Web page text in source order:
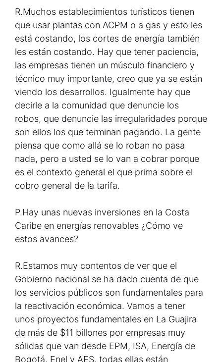
R.Muchos establecimientos turísticos tienen
que usar plantas con ACPM o a gas y esto les
está costando, los cortes de energía también
les están costando. Hay que tener paciencia,
las empresas tienen un músculo financiero y
técnico muy importante, creo que ya se están
viendo los desarrollos. Igualmente hay que
decirle a la comunidad que denuncie los
robos, que denuncie las irregularidades porque
son ellos los que terminan pagando. La gente
piensa que como allá se lo roban no pasa
nada, pero a usted se lo van a cobrar porque
es el contexto general el que prima sobre el
cobro general de la tarifa.
P.Hay unas nuevas inversiones en la Costa
Caribe en energías renovables ¿Cómo ve
estos avances?
R.Estamos muy contentos de ver que el
Gobierno nacional se ha dado cuenta de que
los servicios públicos son fundamentales para
la reactivación económica. Vamos a tener
unos proyectos fundamentales en La Guajira
de más de $11 billones por empresas muy
sólidas que van desde EPM, ISA, Energía de
Bogotá, Enel y AES, todas ellas están